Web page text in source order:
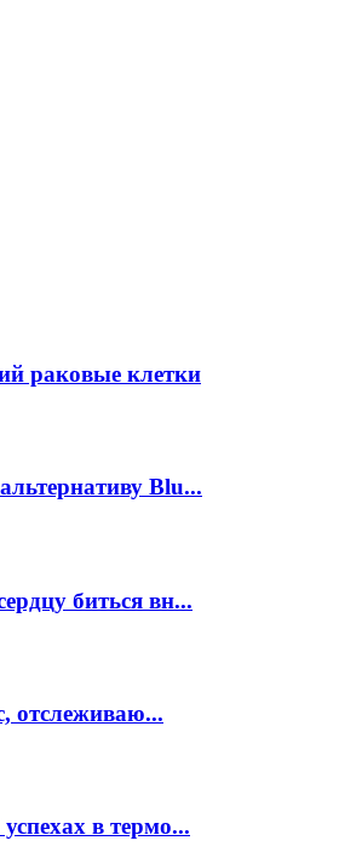
раковые клетки
Blu...
биться вн...
отслеживаю...
в термо...